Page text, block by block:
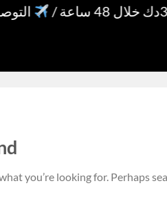
التوصيل للخليج
you’re looking for. Perhaps